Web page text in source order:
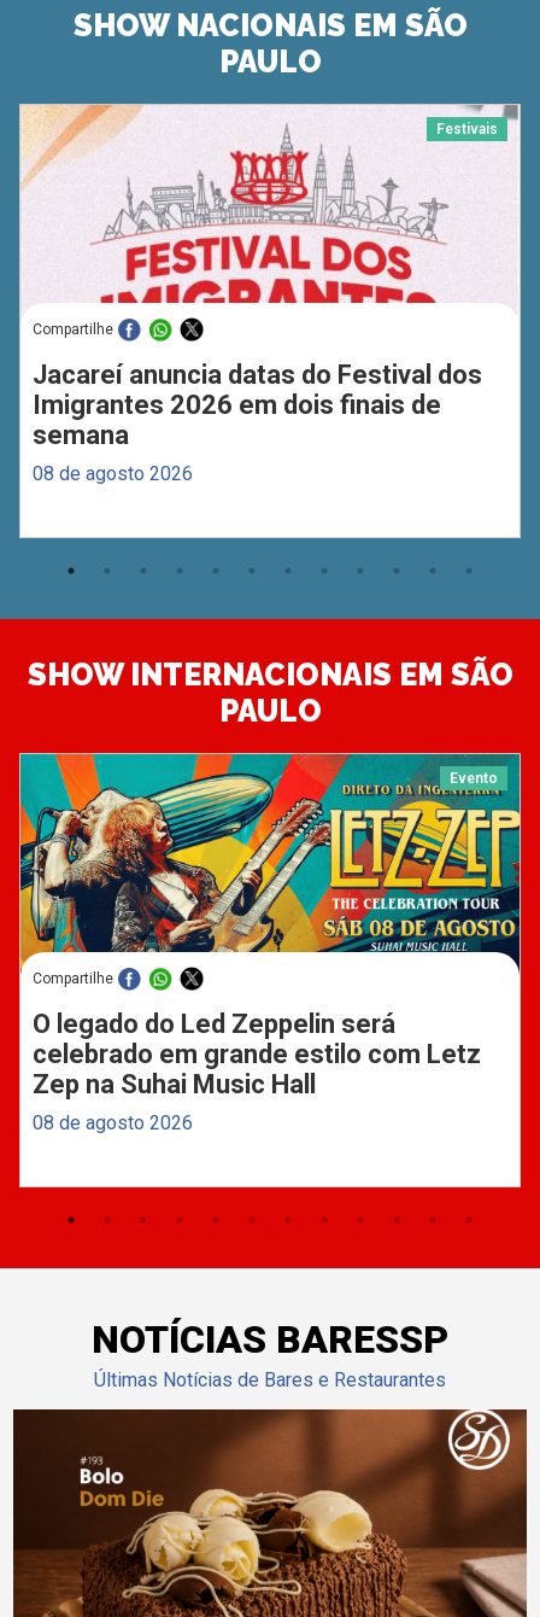
SHOW NACIONAIS EM SÃO
PAULO
Festivais
Compartilhe
Jacareí anuncia datas do Festival dos
Imigrantes 2026 em dois finais de
semana
08 de agosto 2026
SHOW INTERNACIONAIS EM SÃO
PAULO
Evento
Compartilhe
O legado do Led Zeppelin será
celebrado em grande estilo com Letz
Zep na Suhai Music Hall
08 de agosto 2026
NOTÍCIAS BARESSP
Últimas Notícias de Bares e Restaurantes